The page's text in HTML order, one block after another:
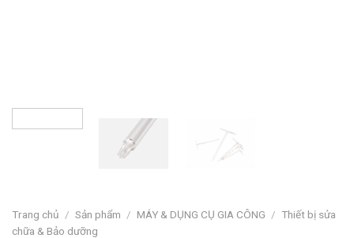
Trang chủ / Sản phẩm / MÁY & DỤNG CỤ GIA CÔNG / Thiết bị sửa
chữa & Bảo dưỡng